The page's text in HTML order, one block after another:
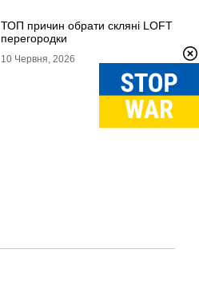
ТОП причин обрати скляні LOFT
перегородки
10 Червня, 2026